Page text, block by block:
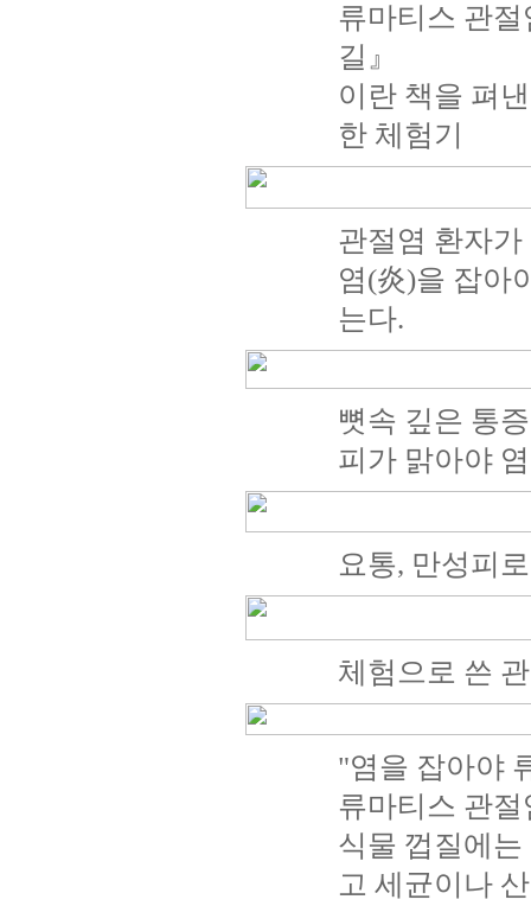
류마티스 관
길』
이란 책을 펴
한 체험기
관절염 환자
염(炎)을 잡아
는다.
뼛속 깊은 통
피가 맑아야
요통, 만성피
체험으로 쓴
"염을 잡아야
류마티스 관
식물 껍질에
고 세균이나